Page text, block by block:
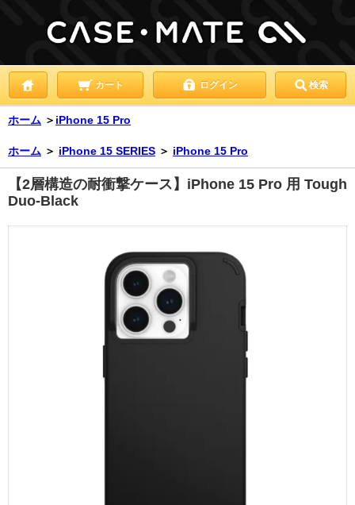
カート ログイン 検索
ホーム ＞ iPhone 15 Pro
ホーム ＞ iPhone 15 SERIES ＞ iPhone 15 Pro
【2層構造の耐衝撃ケース】iPhone 15 Pro 用 Tough
Duo-Black